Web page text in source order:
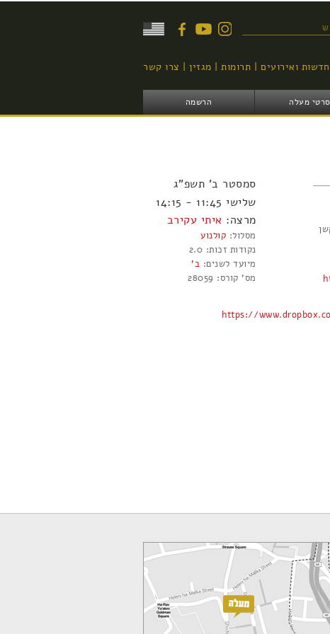
חיפוש
חדשות ואירועים תרומות מגזין צרו קשר
סרטי מעלה הרשמה
https://
סמסטר ב' תשפ"ג
שלישי 11:45 - 14:15
מרצה: איתי עקירב
מסלול: קולנוע
נקודות זכות: 2.0
מיועד לשנים: ב'
מס' קורס: 28059